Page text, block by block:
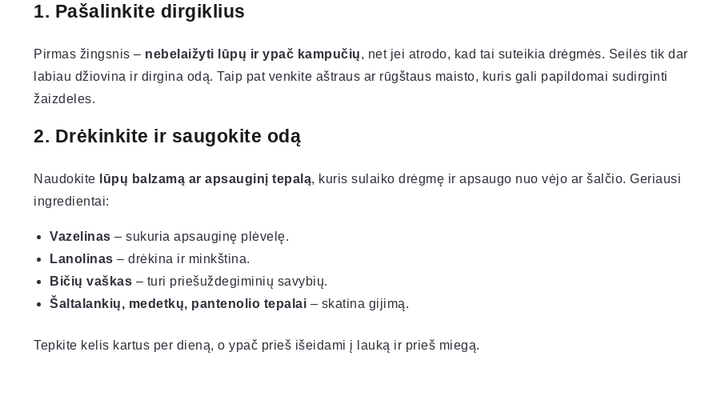
1. Pašalinkite dirgiklius
Pirmas žingsnis – nebelaižyti lūpų ir ypač kampučių, net jei atrodo, kad tai suteikia drėgmės. Seilės tik dar
labiau džiovina ir dirgina odą. Taip pat venkite aštraus ar rūgštaus maisto, kuris gali papildomai sudirginti
žaizdeles.
2. Drėkinkite ir saugokite odą
Naudokite lūpų balzamą ar apsauginį tepalą, kuris sulaiko drėgmę ir apsaugo nuo vėjo ar šalčio. Geriausi
ingredientai:
Vazelinas – sukuria apsauginę plėvelę.
Lanolinas – drėkina ir minkština.
Bičių vaškas – turi priešuždegiminių savybių.
Šaltalankių, medetkų, pantenolio tepalai – skatina gijimą.
Tepkite kelis kartus per dieną, o ypač prieš išeidami į lauką ir prieš miegą.